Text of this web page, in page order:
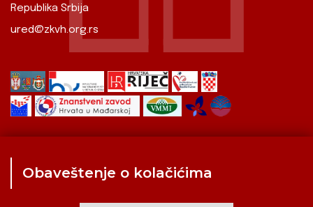
Republika Srbija
ured@zkvh.org.rs
Obaveštenje o kolačićima